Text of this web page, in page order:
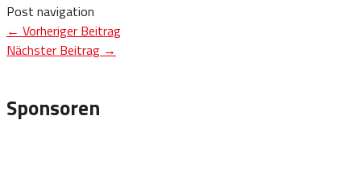
Post navigation
← Vorheriger Beitrag
Nächster Beitrag →
Sponsoren